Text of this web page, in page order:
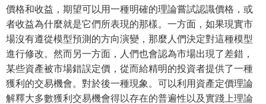
價格和收益，期望可以用一種明確的理論嘗試認識價格，或
者收益為什麼就是它們所表現的那樣。一方面，如果現實市
場沒有遵從模型預測的方向演變，那麼人們決定對這種模型
進行修改。然而另一方面，人們也會認為市場出現了差錯，
某些資產被市場錯誤定價，從而給精明的投資者提供了一種
獲利的交易機會。對於後一種現象。可以利用資產定價理論
解釋大多數獲利交易機會得以存在的普遍性以及實踐上理論